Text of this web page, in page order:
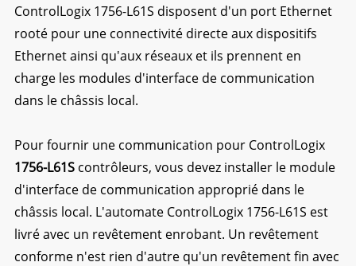
ControlLogix 1756-L61S disposent d'un port Ethernet
rooté pour une connectivité directe aux dispositifs
Ethernet ainsi qu'aux réseaux et ils prennent en
charge les modules d'interface de communication
dans le châssis local.
Pour fournir une communication pour ControlLogix
1756-L61Scontrôleurs, vous devez installer le module
d'interface de communication approprié dans le
châssis local. L'automate ControlLogix 1756-L61S est
livré avec un revêtement enrobant. Un revêtement
conforme n'est rien d'autre qu'un revêtement fin avec